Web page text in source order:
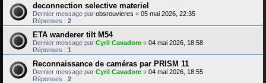
deconnection selective materiel
Dernier message par obsrouvieres « 05 mai 2026, 22:35
Réponses : 2
ETA wanderer tilt M54
Dernier message par Cyril Cavadore « 04 mai 2026, 18:58
Réponses : 1
Reconnaissance de caméras par PRISM 11
Dernier message par Cyril Cavadore « 04 mai 2026, 18:55
Réponses : 2